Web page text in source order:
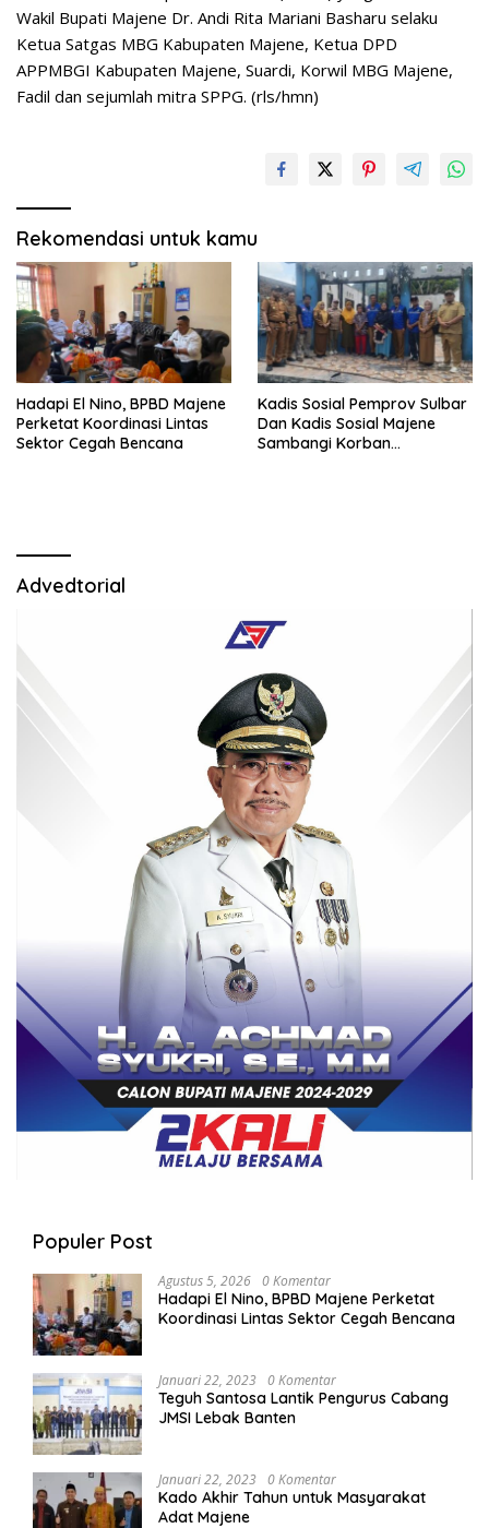
Wakil Bupati Majene Dr. Andi Rita Mariani Basharu selaku
Ketua Satgas MBG Kabupaten Majene, Ketua DPD
APPMBGI Kabupaten Majene, Suardi, Korwil MBG Majene,
Fadil dan sejumlah mitra SPPG. (rls/hmn)
Rekomendasi untuk kamu
Hadapi El Nino, BPBD Majene
Perketat Koordinasi Lintas
Sektor Cegah Bencana
Kadis Sosial Pemprov Sulbar
Dan Kadis Sosial Majene
Sambangi Korban
Advedtorial
Populer Post
Agustus 5, 2026 0 Komentar
Hadapi El Nino, BPBD Majene Perketat
Koordinasi Lintas Sektor Cegah Bencana
Januari 22, 2023 0 Komentar
Teguh Santosa Lantik Pengurus Cabang
JMSI Lebak Banten
Januari 22, 2023 0 Komentar
Kado Akhir Tahun untuk Masyarakat
Adat Majene